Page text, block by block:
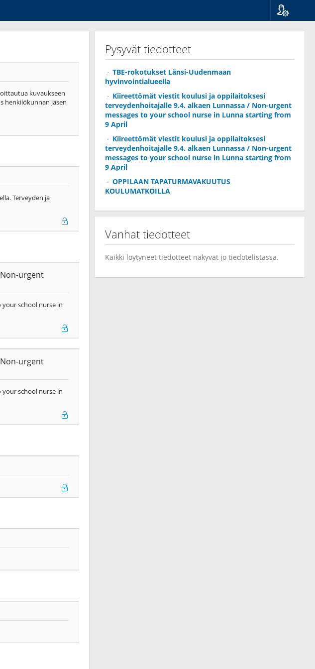
Pysyvät tiedotteet
TBE-rokotukset Länsi-Uudenmaan
hyvinvointialueella
Kiireettömät viestit koulusi ja oppilaitoksesi
terveydenhoitajalle 9.4. alkaen Lunnassa / Non-urgent
messages to your school nurse in Lunna starting from
9 April
Kiireettömät viestit koulusi ja oppilaitoksesi
terveydenhoitajalle 9.4. alkaen Lunnassa / Non-urgent
messages to your school nurse in Lunna starting from
9 April
OPPILAAN TAPATURMAVAKUUTUS
KOULUMATKOILLA
Vanhat tiedotteet
Kaikki löytyneet tiedotteet näkyvät jo tiedotelistassa.
kuvaukseen
henkilökunnan jäsen
Terveyden ja
urgent
school nurse in
urgent
school nurse in